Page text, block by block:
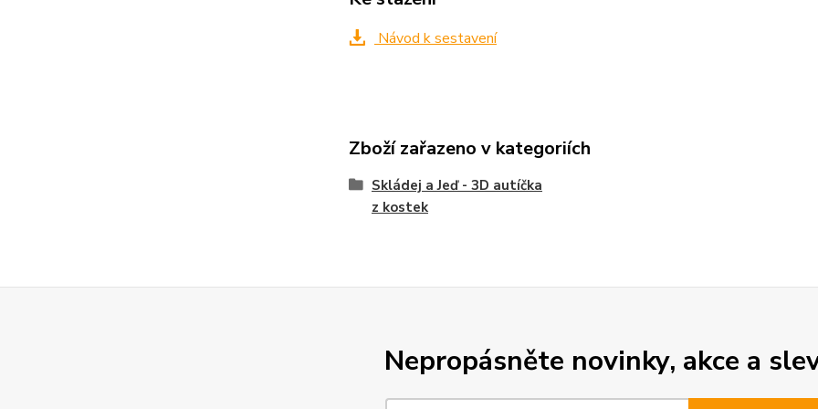
Návod k sestavení
Zboží zařazeno v kategoriích
Skládej a Jeď - 3D autíčka
z kostek
Nepropásněte novinky, akce a